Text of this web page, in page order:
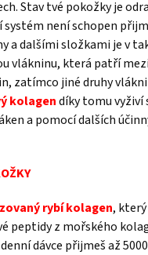
Stav tvé pokožky je
není schopen
a dalšími složkami je v
vlákninu, která patří
zatímco jiné druhy
kolagendíky tomu vyživí
a pomocí dalších
rybí kolagen,
peptidy z mořského
dávce přijmeš až